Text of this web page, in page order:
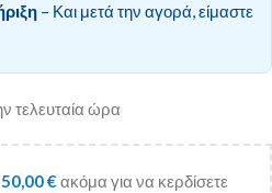
– Και μετά την αγορά, είμαστε
τελευταία ώρα
50,00€ ακόμα για να κερδίσετε